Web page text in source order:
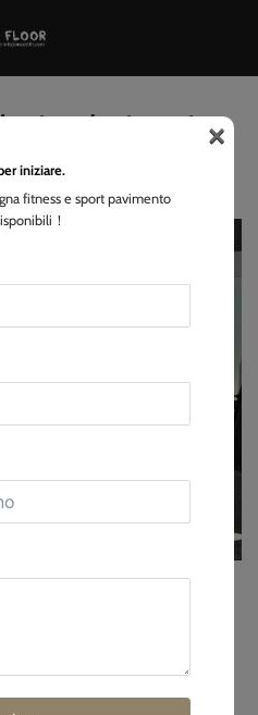
piste da ginnastica
fondamentale delle moderne
Vanno oltre il semplice
aumentano le prestazioni,
di allenamento versatili.
essenziale delle moderne
iniziare.
fitness e sport pavimento
！
×